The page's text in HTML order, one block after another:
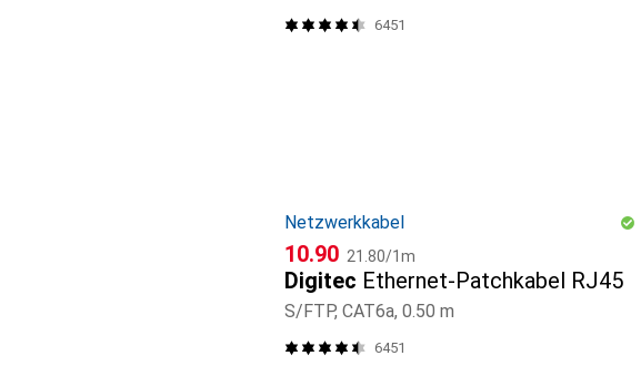
6451
Netzwerkkabel
CHF
10.90 CHF
21.80/1m
Digitec Ethernet-Patchkabel RJ45
S/FTP, CAT6a, 0.50 m
6451